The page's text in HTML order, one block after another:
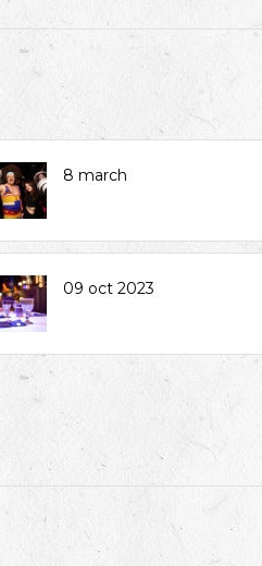
8 march
09 oct 2023